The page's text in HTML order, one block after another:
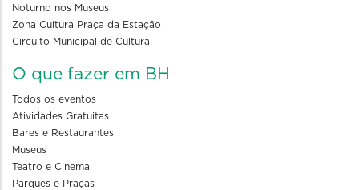
Noturno nos Museus
Zona Cultura Praça da Estação
Circuito Municipal de Cultura
O que fazer em BH
Todos os eventos
Atividades Gratuitas
Bares e Restaurantes
Museus
Teatro e Cinema
Parques e Praças